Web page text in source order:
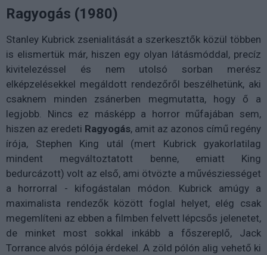
Ragyogás (1980)
Stanley Kubrick zsenialitását a szerkesztők közül többen
is elismertük már, hiszen egy olyan látásmóddal, precíz
kivitelezéssel és nem utolsó sorban merész
elképzelésekkel megáldott rendezőről beszélhetünk, aki
csaknem minden zsánerben megmutatta, hogy ő a
legjobb. Nincs ez másképp a horror műfajában sem,
hiszen az eredeti Ragyogás, amit az azonos című regény
írója, Stephen King utál (mert Kubrick gyakorlatilag
mindent megváltoztatott benne, emiatt King
bedurcázott) volt az első, ami ötvözte a művésziességet
a horrorral - kifogástalan módon. Kubrick amúgy a
maximalista rendezők között foglal helyet, elég csak
megemlíteni az ebben a filmben felvett lépcsős jelenetet,
de minket most sokkal inkább a főszereplő, Jack
Torrance alvós pólója érdekel. A zöld pólón alig vehető ki